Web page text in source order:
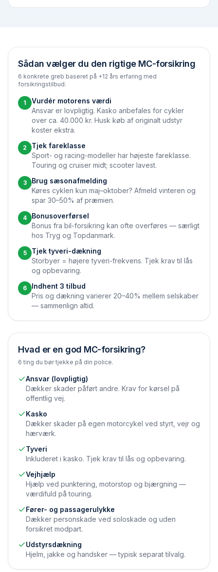
Sådan vælger du den rigtige MC-forsikring
6 konkrete greb baseret på +12 års erfaring med
forsikringstilbud.
1
Vurdér motorens værdi
Ansvar er lovpligtig. Kasko anbefales for cykler
over ca. 40.000 kr. Husk køb af originalt udstyr
koster ekstra.
2
Tjek fareklasse
Sport- og racing-modeller har højeste fareklasse.
Touring og cruiser midt; scooter lavest.
3
Brug sæson­afmelding
Køres cyklen kun maj–oktober? Afmeld vinteren og
spar 30–50% af præmien.
4
Bonus­overførsel
Bonus fra bil-forsikring kan ofte overføres — særligt
hos Tryg og Topdanmark.
5
Tjek tyveri-dækning
Storbyer = højere tyveri-frekvens. Tjek krav til lås
og opbevaring.
6
Indhent 3 tilbud
Pris og dækning varierer 20–40% mellem selskaber
— sammenlign altid.
Hvad er en god MC-forsikring?
6 ting du bør tjekke på din police.
Ansvar (lovpligtig)
Dækker skader påført andre. Krav for kørsel på
offentlig vej.
Kasko
Dækker skader på egen motorcykel ved styrt, vejr og
hærværk.
Tyveri
Inkluderet i kasko. Tjek krav til lås og opbevaring.
Vejhjælp
Hjælp ved punktering, motorstop og bjærgning —
værdifuld på touring.
Fører- og passager­ulykke
Dækker personskade ved soloskade og uden
forsikret modpart.
Udstyrs­dækning
Hjelm, jakke og handsker — typisk separat tilvalg.